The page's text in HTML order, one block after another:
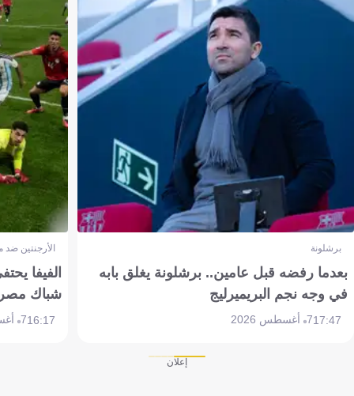
برشلونة
بعدما رفضه قبل عامين.. برشلونة يغلق بابه
في وجه نجم البريميرليج
17:477 أغسطس 2026
الأرجنتين
الفيفا
شباك
16:177 أغسطس 2026
إعلان